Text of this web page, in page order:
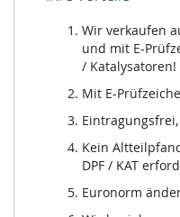
Wir verkaufen
und mit E-
/ Katalysatoren!
Mit E-
Kein
DPF / KAT
Euronorm